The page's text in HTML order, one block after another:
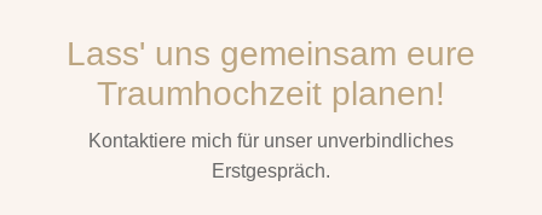
Lass' uns gemeinsam eure
Traum­hochzeit planen!
Kontaktiere mich für unser unverbindliches
Erstgespräch.